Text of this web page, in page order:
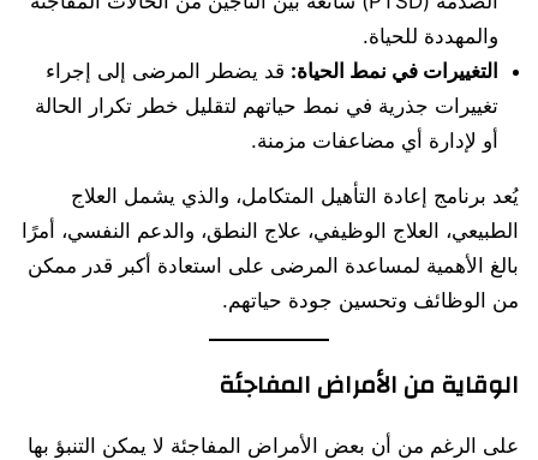
والمهددة للحياة.
التغييرات في نمط الحياة: قد يضطر المرضى إلى إجراء
تغييرات جذرية في نمط حياتهم لتقليل خطر تكرار الحالة
أو لإدارة أي مضاعفات مزمنة.
يُعد برنامج إعادة التأهيل المتكامل، والذي يشمل العلاج
الطبيعي، العلاج الوظيفي، علاج النطق، والدعم النفسي، أمرًا
بالغ الأهمية لمساعدة المرضى على استعادة أكبر قدر ممكن
من الوظائف وتحسين جودة حياتهم.
الوقاية من الأمراض المفاجئة
على الرغم من أن بعض الأمراض المفاجئة لا يمكن التنبؤ بها